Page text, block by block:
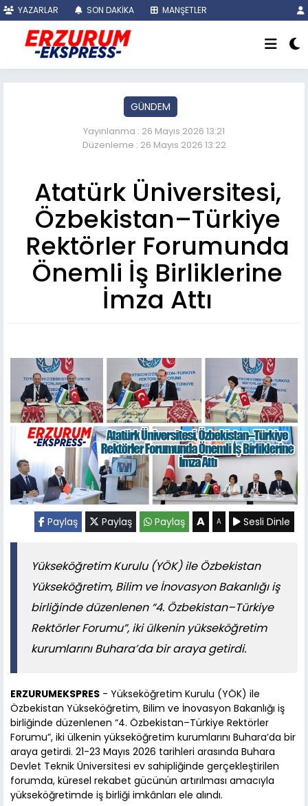
YAZARLAR SON DAKİKA MANŞETLER
GÜNDEM
Yayınlanma : 26 Mayıs 2026 13:21
Düzenleme : 26 Mayıs 2026 13:22
Atatürk Üniversitesi,
Özbekistan–Türkiye
Rektörler Forumunda
Önemli İş Birliklerine
İmza Attı
Paylaş Paylaş Paylaş A A Sesli Dinle
Yükseköğretim Kurulu (YÖK) ile Özbekistan
Yükseköğretim, Bilim ve İnovasyon Bakanlığı iş
birliğinde düzenlenen “4. Özbekistan–Türkiye
Rektörler Forumu”, iki ülkenin yükseköğretim
kurumlarını Buhara’da bir araya getirdi.
ERZURUMEKSPRES - Yükseköğretim Kurulu (YÖK) ile
Özbekistan Yükseköğretim, Bilim ve İnovasyon Bakanlığı iş
birliğinde düzenlenen “4. Özbekistan–Türkiye Rektörler
Forumu”, iki ülkenin yükseköğretim kurumlarını Buhara’da bir
araya getirdi. 21-23 Mayıs 2026 tarihleri arasında Buhara
Devlet Teknik Üniversitesi ev sahipliğinde gerçekleştirilen
forumda, küresel rekabet gücünün artırılması amacıyla
yükseköğretimde iş birliği imkânları ele alındı.